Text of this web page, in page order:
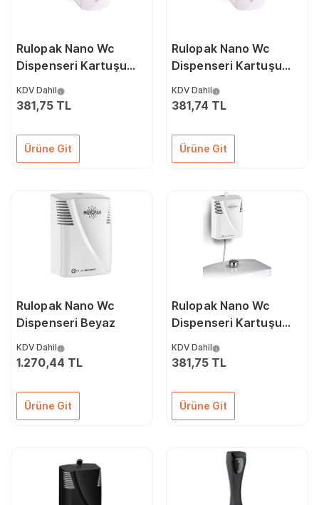
Rulopak Nano Wc
Dispenseri Kartuşu
KDV Dahil
381,75 TL
Ürüne Git
Rulopak Nano Wc
Dispenseri Kartuşu
KDV Dahil
381,74 TL
Ürüne Git
Rulopak Nano Wc
Dispenseri Beyaz
KDV Dahil
1.270,44 TL
Ürüne Git
Rulopak Nano Wc
Dispenseri Kartuşu
KDV Dahil
381,75 TL
Ürüne Git